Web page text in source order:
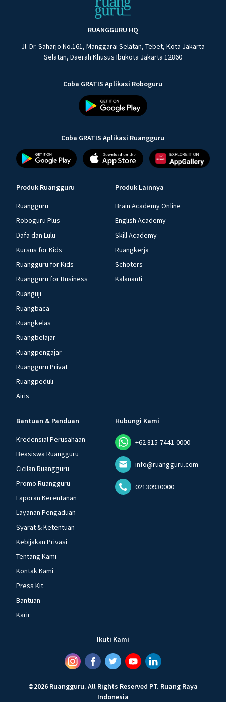
RUANGGURU HQ
Jl. Dr. Saharjo No.161, Manggarai Selatan, Tebet, Kota Jakarta
Selatan, Daerah Khusus Ibukota Jakarta 12860
Coba GRATIS Aplikasi Roboguru
Coba GRATIS Aplikasi Ruangguru
Produk Ruangguru
Ruangguru
Roboguru Plus
Dafa dan Lulu
Kursus for Kids
Ruangguru for Kids
Ruangguru for Business
Ruanguji
Ruangbaca
Ruangkelas
Ruangbelajar
Ruangpengajar
Ruangguru Privat
Ruangpeduli
Airis
Produk Lainnya
Brain Academy Online
English Academy
Skill Academy
Ruangkerja
Schoters
Kalananti
Bantuan & Panduan
Kredensial Perusahaan
Beasiswa Ruangguru
Cicilan Ruangguru
Promo Ruangguru
Laporan Kerentanan
Layanan Pengaduan
Syarat & Ketentuan
Kebijakan Privasi
Tentang Kami
Kontak Kami
Press Kit
Bantuan
Karir
Hubungi Kami
+62 815-7441-0000
info@ruangguru.com
02130930000
Ikuti Kami
©2026 Ruangguru. All Rights Reserved PT. Ruang Raya
Indonesia